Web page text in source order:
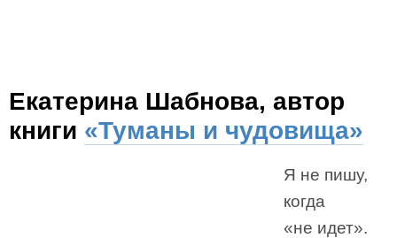
Екатерина Шабнова, автор
книги «Туманы и чудовища»
Я не пишу,
когда
«не идет».